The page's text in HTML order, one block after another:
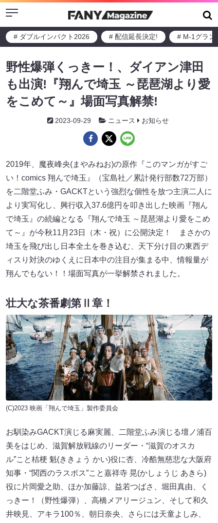
Menu
# ダブルインパクト2026 # 配信延長決定! # M-1グラン
野性爆弾くっきー！、ダイアン津田
も出演!『翔んで埼玉 ～琵琶湖より愛
をこめて～』場面写真解禁!
2023-09-29 ニュース お知らせ
2019年、魔夜峰央(まやみねお)の原作『このマンガがすご
い！comics 翔んで埼玉』（宝島社／累計発行部数72万部）
を二階堂ふみ・GACKTという強烈な個性を放つ主演二人に
より実写化し、興行収入37.6億円を叩き出した映画『翔ん
で埼玉』の続編となる『翔んで埼玉 ～琵琶湖より愛をこめ
て～』が今秋11月23日（木・祝）に公開決定！ まさかの
埼玉を飛び出し日本全土を巻き込む、天下分け目の東西デ
ィスり対決のゆくえに日本中の注目が集まる中、情報量が
翔んでもない！！場面写真が一挙解禁されました。
壮大な茶番劇第Ⅱ章！
(C)2023 映画「翔んで埼玉」製作委員会
お馴染みGACKT演じる麻実麗、二階堂ふみ演じる壇ノ浦百
美をはじめ、滋賀解放戦線のリーダー・“滋賀のオスカ
ル”こと桔梗 魁(ききょう かい)役に杏、冷酷無慈悲な大阪府
知事・“関西のラスボス”こと嘉祥寺 晃(かしょうじ あきら)
役に片岡愛之助、ほか加藤諒、益若つばさ、堀田真由、く
っきー！（野性爆弾）、高橋メアリージュン、そして和久
井映見、アキラ100％、朝日奈央、さらには天童よしみ、